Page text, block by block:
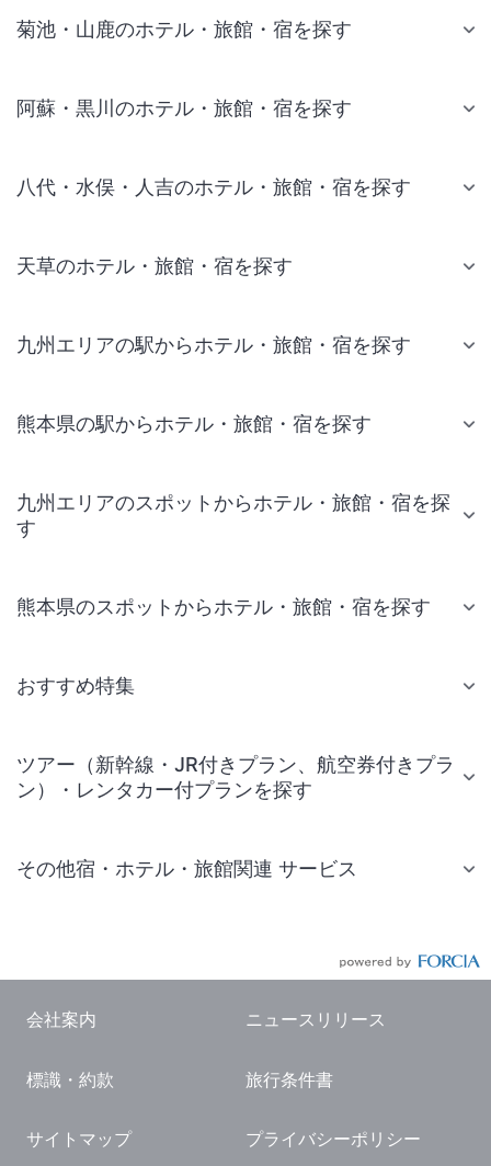
菊池・山鹿のホテル・旅館・宿を探す
阿蘇・黒川のホテル・旅館・宿を探す
八代・水俣・人吉のホテル・旅館・宿を探す
天草のホテル・旅館・宿を探す
九州エリアの駅からホテル・旅館・宿を探す
熊本県の駅からホテル・旅館・宿を探す
九州エリアのスポットからホテル・旅館・宿を探
す
熊本県のスポットからホテル・旅館・宿を探す
おすすめ特集
ツアー（新幹線・JR付きプラン、航空券付きプラ
ン）・レンタカー付プランを探す
その他宿・ホテル・旅館関連 サービス
国内観光ガイド
旅行・観光情報
会社案内 ニュースリリース
標識・約款 旅行条件書
サイトマップ プライバシーポリシー